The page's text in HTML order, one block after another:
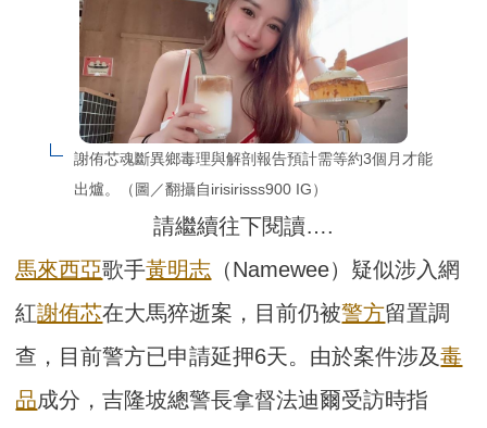
謝侑芯魂斷異鄉毒理與解剖報告預計需等約3個月才能
出爐。（圖／翻攝自irisirisss900 IG）
請繼續往下閱讀….
馬來西亞歌手黃明志 （Namewee）疑似涉入網
紅謝侑芯在大馬猝逝案，目前仍被警方留置調
查，目前警方已申請延押6天。由於案件涉及毒
品成分，吉隆坡總警長拿督法迪爾受訪時指